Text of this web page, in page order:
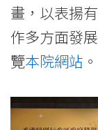
畫，以表揚
作多方面發
覽本院網站 。